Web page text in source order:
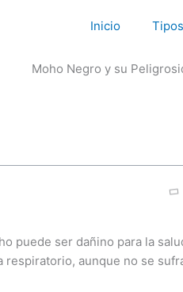
Inicio Tipos
Moho Negro y su
puede ser dañino para la
aunque no se